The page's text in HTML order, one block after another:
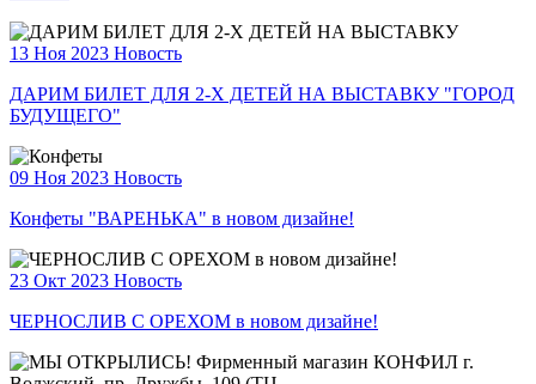
13 Ноя 2023 Новость
ДАРИМ БИЛЕТ ДЛЯ 2-Х ДЕТЕЙ НА ВЫСТАВКУ "ГОРОД
БУДУЩЕГО"
09 Ноя 2023 Новость
Конфеты "ВАРЕНЬКА" в новом дизайне!
23 Окт 2023 Новость
ЧЕРНОСЛИВ С ОРЕХОМ в новом дизайне!